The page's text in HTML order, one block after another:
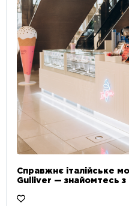
Справжнє італійське
Gulliver — знайомтесь